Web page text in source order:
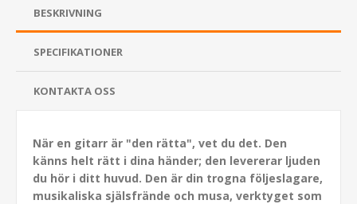
BESKRIVNING
SPECIFIKATIONER
KONTAKTA OSS
När en gitarr är "den rätta", vet du det. Den
känns helt rätt i dina händer; den levererar ljuden
du hör i ditt huvud. Den är din trogna följeslagare,
musikaliska själsfrände och musa, verktyget som